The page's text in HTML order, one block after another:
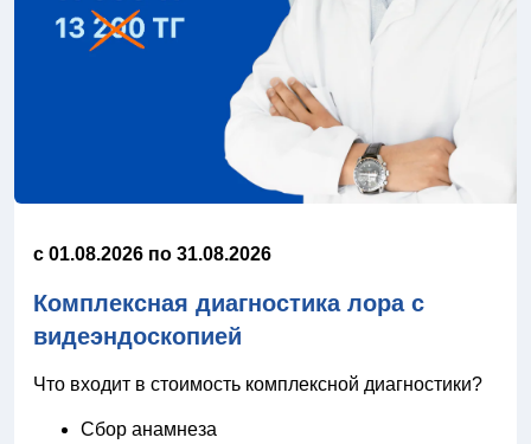
c 01.08.2026 по 31.08.2026
Комплексная диагностика лора с
видеэндоскопией
Что входит в стоимость комплексной диагностики?
Сбор анамнеза